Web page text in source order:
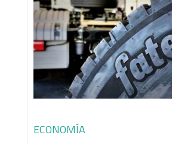
ECONOMÍA